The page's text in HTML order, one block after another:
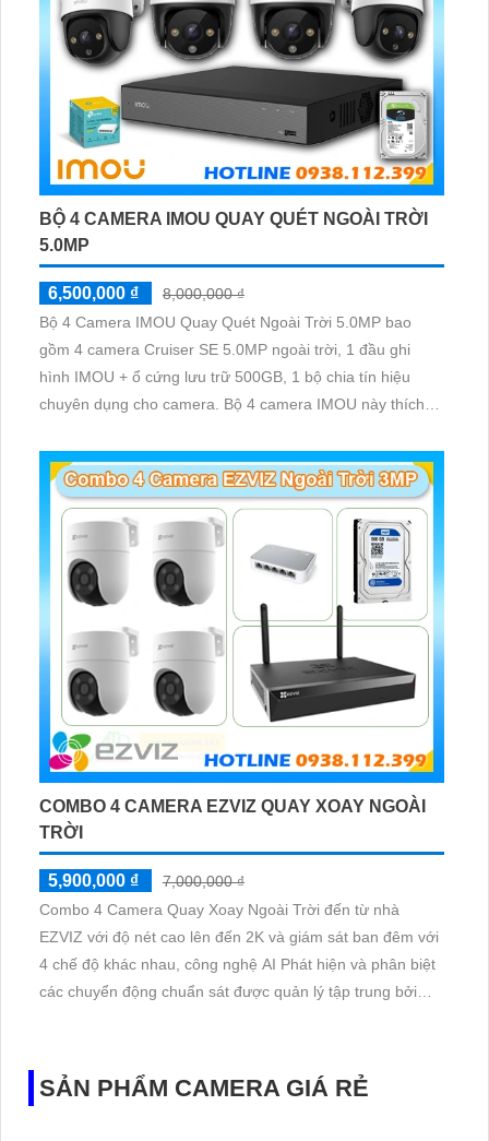
BỘ 4 CAMERA IMOU QUAY QUÉT NGOÀI TRỜI
5.0MP
6,500,000 ₫
8,000,000 ₫
Bộ 4 Camera IMOU Quay Quét Ngoài Trời 5.0MP bao
gồm 4 camera Cruiser SE 5.0MP ngoài trời, 1 đầu ghi
hình IMOU + ổ cứng lưu trữ 500GB, 1 bộ chia tín hiệu
chuyên dụng cho camera. Bộ 4 camera IMOU này thích
cần giám sát ngoài trời
COMBO 4 CAMERA EZVIZ QUAY XOAY NGOÀI
TRỜI
5,900,000 ₫
7,000,000 ₫
Combo 4 Camera Quay Xoay Ngoài Trời đến từ nhà
EZVIZ với độ nét cao lên đến 2K và giám sát ban đêm với
4 chế độ khác nhau, công nghệ AI Phát hiện và phân biệt
các chuyển động chuẩn sát được quản lý tập trung bởi
SẢN PHẨM CAMERA GIÁ RẺ